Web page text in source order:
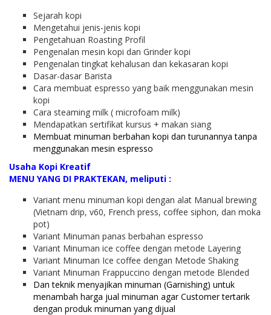
Sejarah kopi
Mengetahui jenis-jenis kopi
Pengetahuan Roasting Profil
Pengenalan mesin kopi dan Grinder kopi
Pengenalan tingkat kehalusan dan kekasaran kopi
Dasar-dasar Barista
Cara membuat espresso yang baik menggunakan mesin
kopi
Cara steaming milk ( microfoam milk)
Mendapatkan sertifikat kursus + makan siang
Membuat minuman berbahan kopi dan turunannya tanpa
menggunakan mesin espresso
Usaha Kopi Kreatif
MENU YANG DI PRAKTEKAN, meliputi :
Variant menu minuman kopi dengan alat Manual brewing
(Vietnam drip, v60, French press, coffee siphon, dan moka
pot)
Variant Minuman panas berbahan espresso
Variant Minuman ice coffee dengan metode Layering
Variant Minuman Ice coffee dengan Metode Shaking
Variant Minuman Frappuccino dengan metode Blended
Dan teknik menyajikan minuman (Garnishing) untuk
menambah harga jual minuman agar Customer tertarik
dengan produk minuman yang dijual